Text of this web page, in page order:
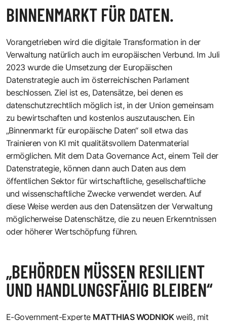
BINNENMARKT FÜR DATEN.
Vorangetrieben wird die digitale Transformation in der
Verwaltung natürlich auch im europäischen Verbund. Im Juli
2023 wurde die Umsetzung der Europäischen
Datenstrategie auch im österreichischen Parlament
beschlossen. Ziel ist es, Datensätze, bei denen es
datenschutzrechtlich möglich ist, in der Union gemeinsam
zu bewirtschaften und kostenlos auszutauschen. Ein
„Binnenmarkt für europäische Daten“ soll etwa das
Trainieren von KI mit qualitätsvollem Datenmaterial
ermöglichen. Mit dem Data Governance Act, einem Teil der
Datenstrategie, können dann auch Daten aus dem
öffentlichen Sektor für wirtschaftliche, gesellschaftliche
und wissenschaftliche Zwecke verwendet werden. Auf
diese Weise werden aus den Datensätzen der Verwaltung
möglicherweise Datenschätze, die zu neuen Erkenntnissen
oder höherer Wertschöpfung führen.
„BEHÖRDEN MÜSSEN RESILIENT
UND HANDLUNGSFÄHIG BLEIBEN“
E-Government-Experte MATTHIAS WODNIOKweiß, mit